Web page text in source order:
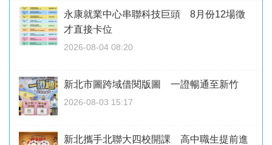
永康就業中心串聯科技巨頭 8月份12場徵
才直接卡位
2026-08-04 08:20
新北市圖跨域借閱版圖 一證暢通至新竹
2026-08-03 15:17
新北攜手北聯大四校開課 高中職生提前進